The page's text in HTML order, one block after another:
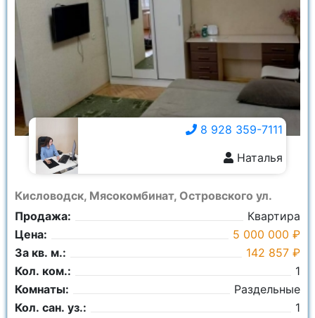
Кисловодск, Мясокомбинат, Островского ул.
Продажа:
Квартира
Цена:
5 000 000 ₽
За кв. м.:
142 857 ₽
Кол. ком.:
1
Комнаты:
Раздельные
Кол. сан. уз.:
1
8 928 359-7111
Наталья